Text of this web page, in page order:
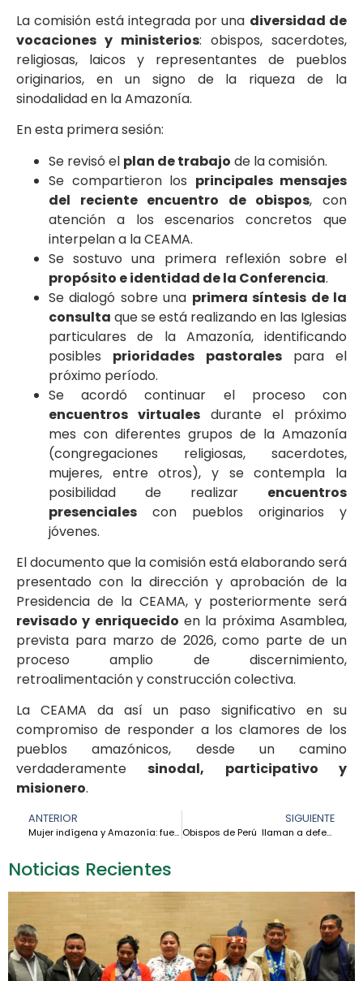
Noticias Recientes
La comisión está integrada por una diversidad de
vocaciones y ministerios: obispos, sacerdotes,
religiosas, laicos y representantes de pueblos
originarios, en un signo de la riqueza de la
sinodalidad en la Amazonía.
En esta primera sesión:
Se revisó el plan de trabajo de la comisión.
Se compartieron los principales mensajes
del reciente encuentro de obispos, con
atención a los escenarios concretos que
interpelan a la CEAMA.
Se sostuvo una primera reflexión sobre el
propósito e identidad de la Conferencia.
Se dialogó sobre una primera síntesis de la
consulta que se está realizando en las Iglesias
particulares de la Amazonía, identificando
posibles prioridades pastoralespara el
próximo período.
Se acordó continuar el proceso con
encuentros virtuales durante el próximo
mes con diferentes grupos de la Amazonía
(congregaciones religiosas, sacerdotes,
mujeres, entre otros), y se contempla la
posibilidad de realizar encuentros
presenciales con pueblos originarios y
jóvenes.
El documento que la comisión está elaborando será
presentado con la dirección y aprobación de la
Presidencia de la CEAMA, y posteriormente será
revisado y enriquecido en la próxima Asamblea,
prevista para marzo de 2026, como parte de un
proceso amplio de discernimiento,
retroalimentación y construcción colectiva.
La CEAMA da así un paso significativo en su
compromiso de responder a los clamores de los
pueblos amazónicos, desde un camino
verdaderamentesinodal, participativo y
misionero.
ANTERIOR
Mujer indígena y Amazonía: fuerza, tierra y vida en resistencia – Hna. Laura Vicuña
SIGUIENTE
Obispos de Perú llaman a defender la justicia y la verdad frente a la ley de amnistía